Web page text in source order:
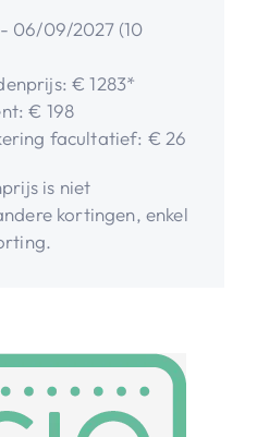
06/09/2027 (10
€ 1283*
€ 198
facultatief: € 26
is niet
kortingen, enkel